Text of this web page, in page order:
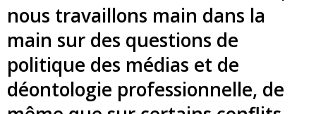
nous travaillons main dans la
main sur des questions de
politique des médias et de
déontologie professionnelle, de